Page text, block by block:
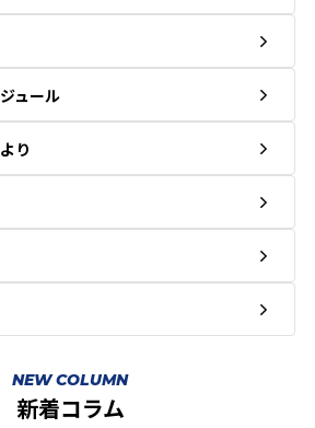
ュール
り
NEW COLUMN
新着コラム